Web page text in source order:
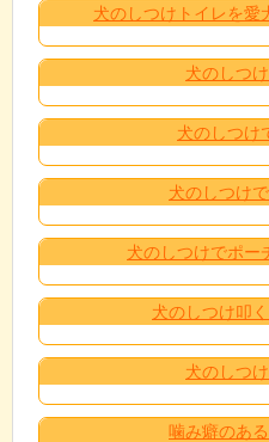
犬のしつけトイレを愛
犬のしつ
犬のしつけ
犬のしつけ
犬のしつけでポー
犬のしつけ叩
犬のしつ
噛み癖のあ